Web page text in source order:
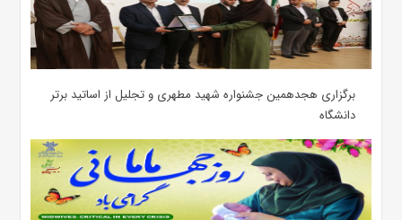
برگزاری هجدهمین جشنواره شهید مطهری و تجلیل از اساتید برتر
دانشگاه